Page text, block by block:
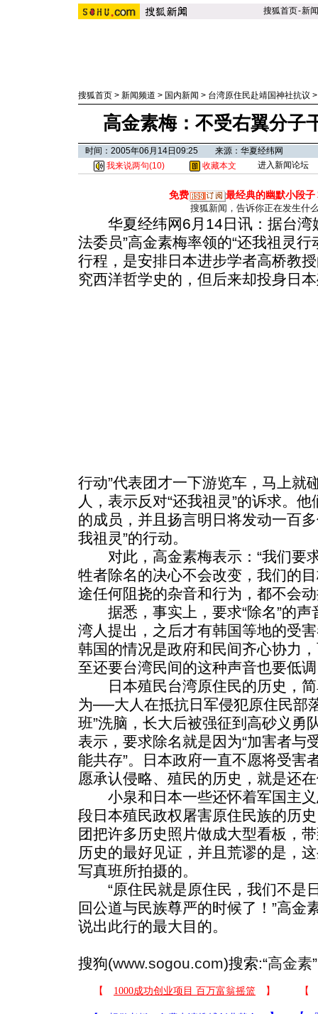
搜狐首页-新闻
搜狐首页 > 新闻频道 > 国内新闻 > 台湾原住民赴靖国神社抗议
高金素梅：不受右翼分子
时间：2005年06月14日09:25 来源：华夏经纬网
我来说两句(10) 收藏本文 进入新闻论坛
免费 最经典的幽默小段子
搜狐新闻，告诉你正在发生什
华夏经纬网6月14日讯：据台湾
法委员”高金素梅率领的“还我祖灵
行程，是安排日本进步学者高桥教
究西洋哲学史的，但后来却投身日
行动”代表团才一下游览车，马上就
人，表示反对“还我祖灵”的诉求。
的成员，并且扬言明日将发动一百
我祖灵”的行动。
对此，高金素梅表示：“我们要
牲者除名的决心不会改变，我们的
途任何阻挠的杂音和行为，都不会
据悉，事实上，要求“除名”的声
湾人提出，之后才有韩国等地的受
韩国的情况是政府和民间齐心协力
至还要台湾民间的这种声音也要低
日本殖民台湾原住民的历史，简
为──大人在抵抗日军侵犯原住民部
班”洗脑，长大后被强征到高砂义勇
表示，要求除名就是因为“加害者与
能共存”。日本政府一直不愿将受害
愿承认侵略、殖民的历史，就是还
小泉和日本一些还怀着军国主义
段日本殖民政权屠害原住民族的历
团把许多历史照片做成大型看板，
历史的最好见证，并且荒谬的是，
写真班所拍摄的。
“原住民就是原住民，我们不是
回公道与民族尊严的时候了！”高金
说出此行的最大目的。
搜狗(www.sogou.com)搜索:“高金素